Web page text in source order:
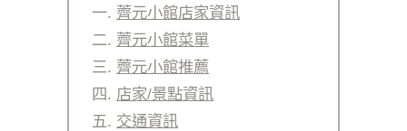
薺元小館店家資訊
薺元小館菜單
薺元小館推薦
店家/景點資訊
交通資訊